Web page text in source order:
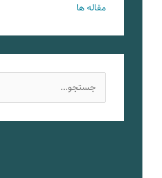
مقاله ها
س
ت